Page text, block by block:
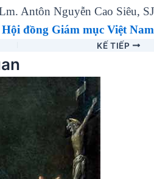
Antôn Nguyễn Cao Siêu, SJ
Hội đồng Giám mục Việt Nam
KẾ TIẾP